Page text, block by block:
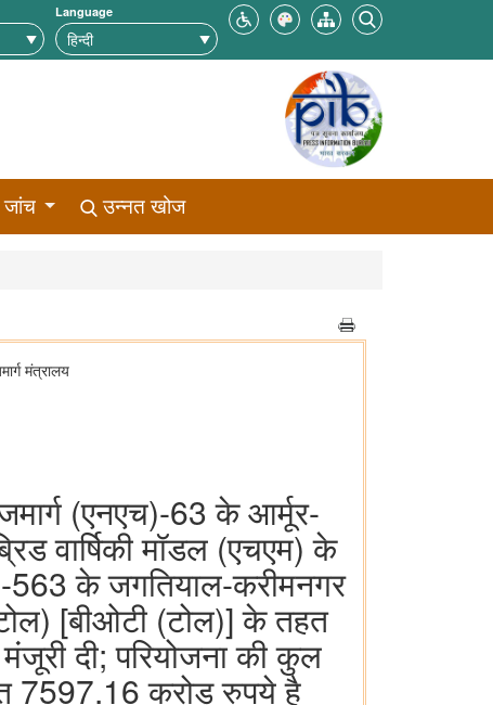
Language
जांच उन्नत खोज